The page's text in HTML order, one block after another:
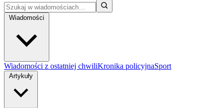
Wiadomości
Wiadomości z ostatniej chwiliKronika policyjnaSport
Artykuły